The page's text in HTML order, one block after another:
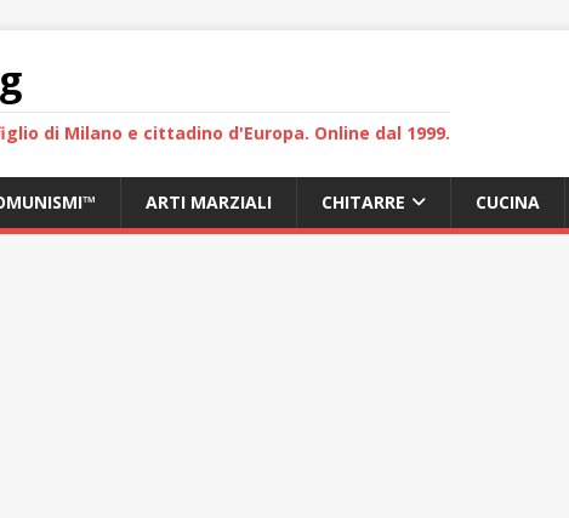
di Milano e cittadino d'Europa. Online dal 1999.
ARTI MARZIALI CHITARRE CUCINA